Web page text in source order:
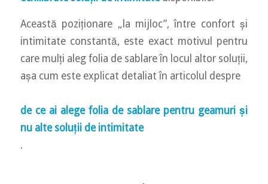
Această poziționare „la mijloc”, între confort și
intimitate constantă, este exact motivul pentru
care mulți aleg folia de sablare în locul altor soluții,
așa cum este explicat detaliat în articolul despre
de ce ai alege folia de sablare pentru geamuri și
nu alte soluții de intimitate
.